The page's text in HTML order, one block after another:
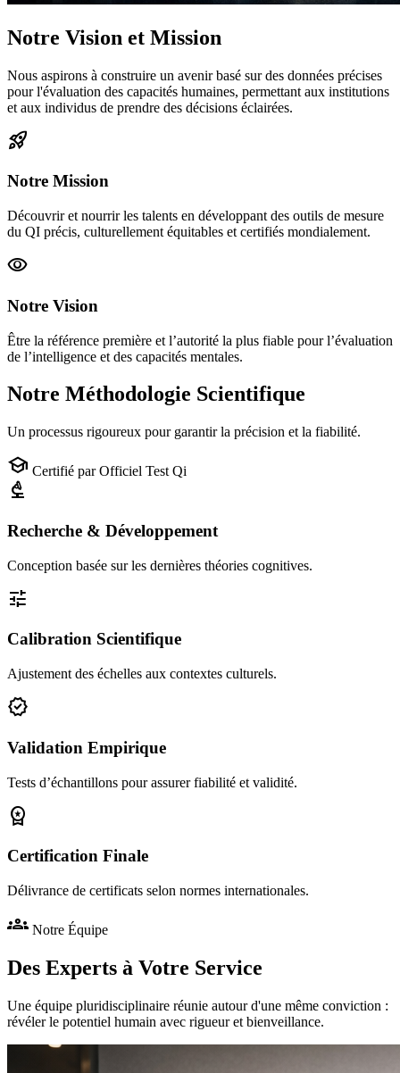
Notre Vision et Mission
Nous aspirons à construire un avenir basé sur des données précises
pour l'évaluation des capacités humaines, permettant aux institutions
et aux individus de prendre des décisions éclairées.
rocket_launch
Notre Mission
Découvrir et nourrir les talents en développant des outils de mesure
du QI précis, culturellement équitables et certifiés mondialement.
visibility
Notre Vision
Être la référence première et l’autorité la plus fiable pour l’évaluation
de l’intelligence et des capacités mentales.
Notre Méthodologie Scientifique
Un processus rigoureux pour garantir la précision et la fiabilité.
school Certifié par Officiel Test Qi
biotech
Recherche & Développement
Conception basée sur les dernières théories cognitives.
tune
Calibration Scientifique
Ajustement des échelles aux contextes culturels.
verified
Validation Empirique
Tests d’échantillons pour assurer fiabilité et validité.
workspace_premium
Certification Finale
Délivrance de certificats selon normes internationales.
groups Notre Équipe
Des Experts à Votre Service
Une équipe pluridisciplinaire réunie autour d'une même conviction :
révéler le potentiel humain avec rigueur et bienveillance.